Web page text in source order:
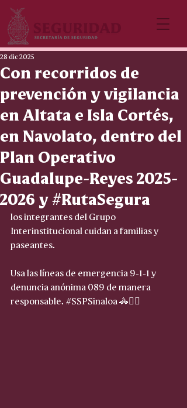
Con recorridos de
prevención y vigilancia
en Altata e Isla Cortés,
en Navolato, dentro del
Plan Operativo
Guadalupe-Reyes 2025-
2026 y #RutaSegura
28 dic 2025
los integrantes del Grupo
Interinstitucional cuidan a familias y
paseantes.
Usa las líneas de emergencia 9-1-1 y
denuncia anónima 089 de manera
responsable. #SSPSinaloa 🚓👮‍♂️